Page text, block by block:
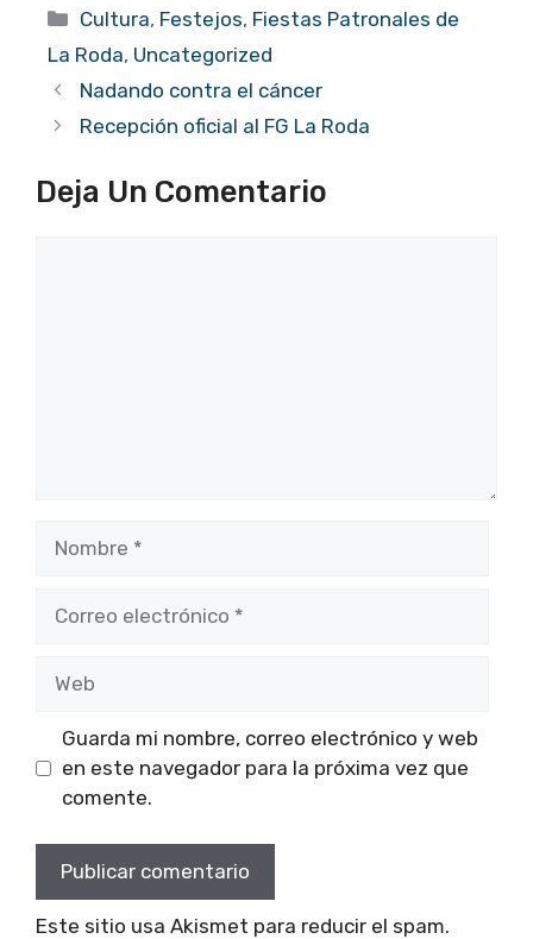
Categorías
Cultura, Festejos, Fiestas Patronales de
La Roda, Uncategorized
Nadando contra el cáncer
Recepción oficial al FG La Roda
Deja Un Comentario
Guarda mi nombre, correo electrónico y web
en este navegador para la próxima vez que
comente.
Este sitio usa Akismet para reducir el spam.